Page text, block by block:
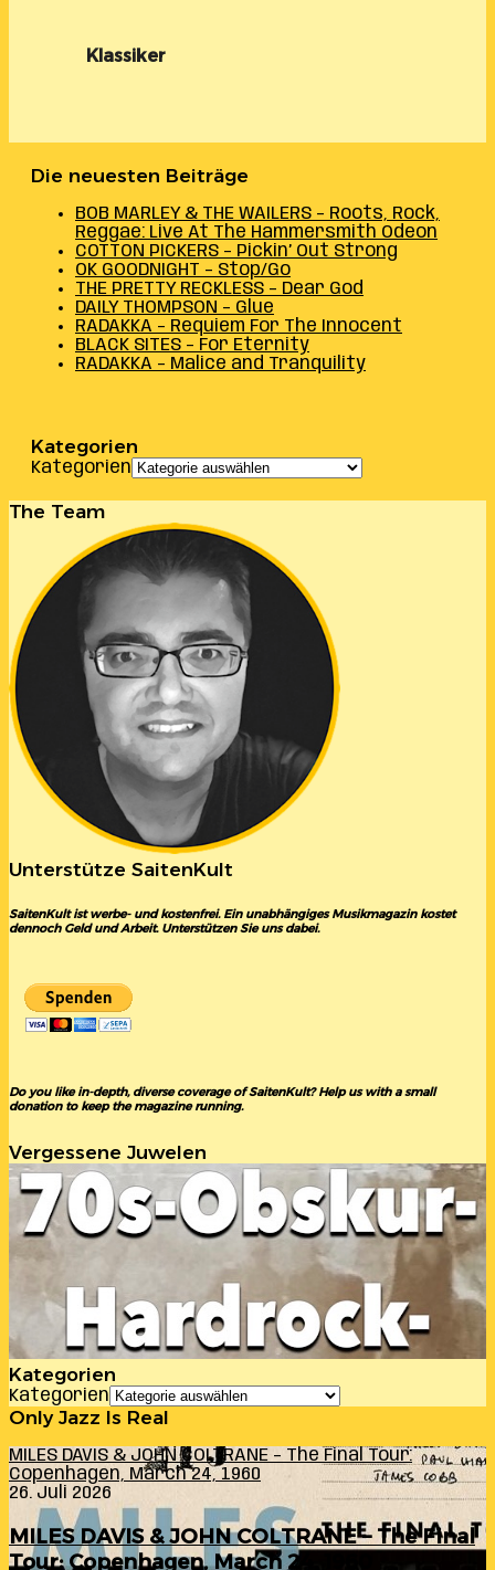
Klassiker
Die neuesten Beiträge
BOB MARLEY & THE WAILERS – Roots, Rock,
Reggae: Live At The Hammersmith Odeon
COTTON PICKERS – Pickin’ Out Strong
OK GOODNIGHT – Stop/Go
THE PRETTY RECKLESS – Dear God
DAILY THOMPSON – Glue
RADAKKA – Requiem For The Innocent
BLACK SITES – For Eternity
RADAKKA – Malice and Tranquility
Kategorien
Kategorien
The Team
Unterstütze SaitenKult
SaitenKult ist werbe- und kostenfrei. Ein unabhängiges Musikmagazin kostet
dennoch Geld und Arbeit. Unterstützen Sie uns dabei.
Do you like in-depth, diverse coverage of SaitenKult? Help us with a small
donation to keep the magazine running.
Vergessene Juwelen
Kategorien
Kategorien
Only Jazz Is Real
MILES DAVIS & JOHN COLTRANE – The Final Tour:
Copenhagen, March 24, 1960
26. Juli 2026
MILES DAVIS & JOHN COLTRANE – The Final
Tour: Copenhagen, March 24, 1960